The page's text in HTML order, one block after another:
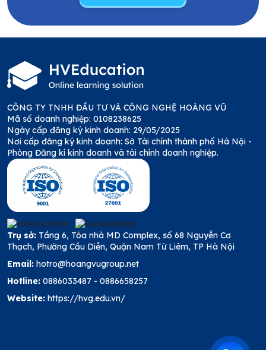
CÔNG TY TNHH ĐẦU TƯ VÀ CÔNG NGHỆ HOÀNG VŨ
Mã số doanh nghiệp: 0108238625
Ngày cấp đăng ký kinh doanh: 29/05/2025
Nơi cấp đăng ký kinh doanh: Sở Tài chính thành phố Hà Nội -
Phòng Đăng kí kinh doanh và tài chính doanh nghiệp.
Trụ sở: Tầng 6, Tòa nhà MD Complex, số 68 Nguyễn Cơ
Thạch, Phường Cầu Diễn, Quận Nam Từ Liêm, TP Hà Nội
Email: hotro@hoangvugroup.net
Hotline: 0886033487 - 0886658257
Website: https://hvg.edu.vn/